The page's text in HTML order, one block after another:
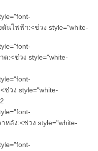
ดันไฟฟ้า:<ช่วง style="white-
ด:<ช่วง style="white-
ช่วง style="white-
หลัง:<ช่วง style="white-